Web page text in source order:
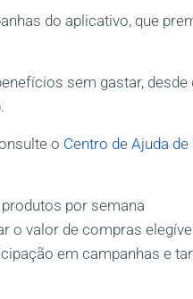
do aplicativo, que
sem gastar, desde
o Centro de Ajuda
por semana
o valor de compras
em campanhas e